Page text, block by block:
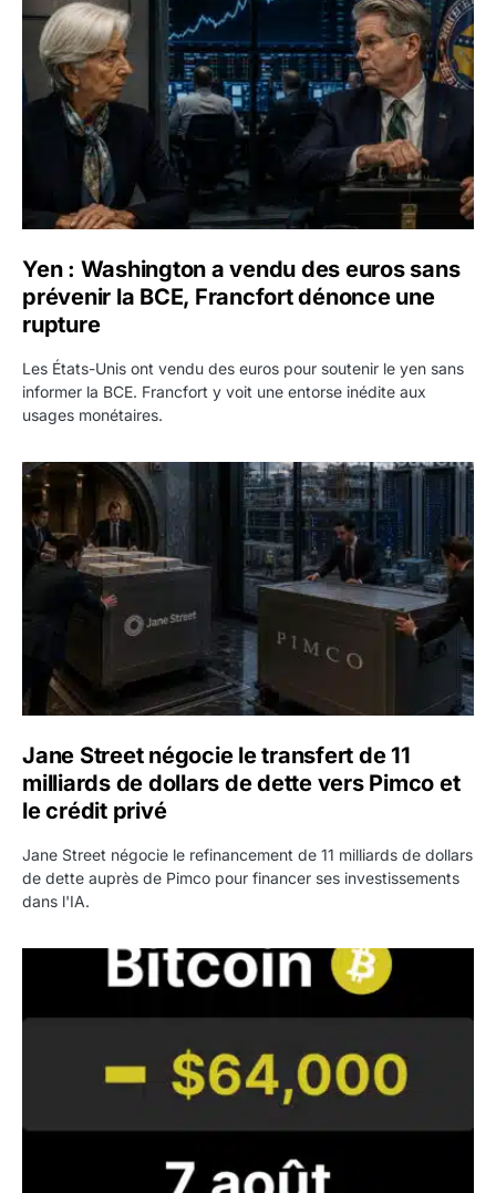
Yen : Washington a vendu des euros sans
prévenir la BCE, Francfort dénonce une
rupture
Les États-Unis ont vendu des euros pour soutenir le yen sans
informer la BCE. Francfort y voit une entorse inédite aux
usages monétaires.
Jane Street négocie le transfert de 11 milliards de
Jane Street négocie le transfert de 11
milliards de dollars de dette vers Pimco et
le crédit privé
Jane Street négocie le refinancement de 11 milliards de dollars
de dette auprès de Pimco pour financer ses investissements
dans l'IA.
Bitcoin stagne à 64 000 dollars pendant que les